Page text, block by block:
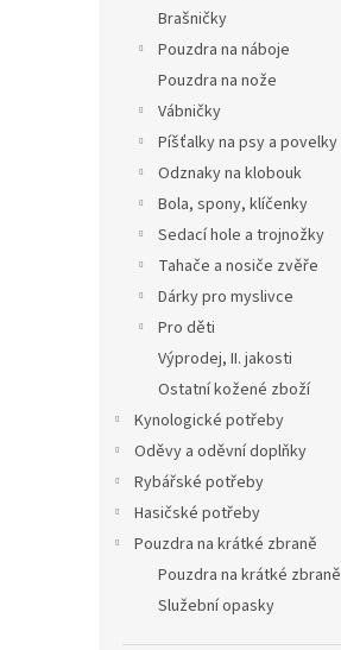
Brašničky
Pouzdra na náboje
Pouzdra na nože
Vábničky
Píšťalky na psy a povelky
Odznaky na klobouk
Bola, spony, klíčenky
Sedací hole a trojnožky
Tahače a nosiče zvěře
Dárky pro myslivce
Pro děti
Výprodej, II. jakosti
Ostatní kožené zboží
Kynologické potřeby
Oděvy a oděvní doplňky
Rybářské potřeby
Hasičské potřeby
Pouzdra na krátké zbraně
Pouzdra na krátké zbraně
Služební opasky